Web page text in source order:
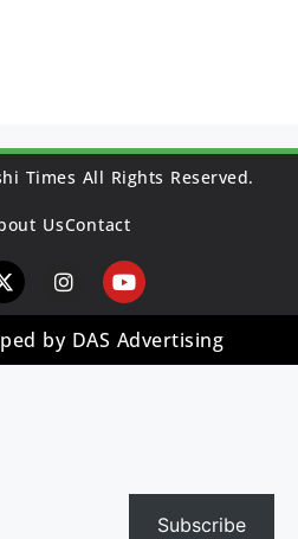
Times All Rights Reserved.
UsContact
by DAS Advertising
Subscribe